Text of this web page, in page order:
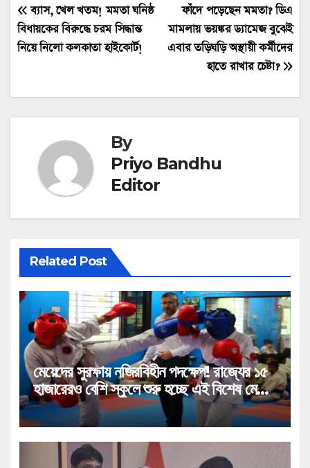
Post
navigation
ফাঁদে পড়েছেন মমতা? ডিএ
মামলায় ভয়ঙ্কর ড্যামেজ বুঝেই
এবার তড়িঘড়ি অস্থায়ী কর্মীদের
হাতে রাখার চেষ্টা?
ব্যাস, খেল খতম! মমতা ঘনিষ্ঠ
বিধায়কের বিরুদ্ধে চরম সিদ্ধান্ত
নিয়ে নিলো কলকাতা হাইকোর্ট!
By
Priyo Bandhu
Editor
Related Post
মেয়েদের সুরক্ষায় নজিরবিহীন পদক্ষেপ! রাজ্যের ১৫
হাজারেরও বেশি স্কুলে শুরু হচ্ছে এই বিশেষ মেগা
প্রশিক্ষণ!